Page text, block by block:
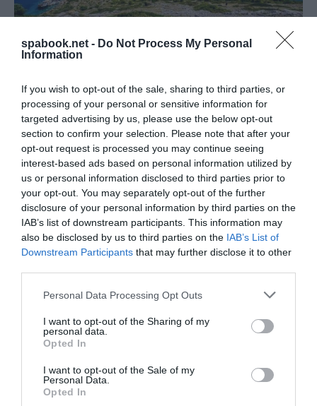
spabook.net - Do Not Process My Personal
Information
If you wish to opt-out of the sale, sharing to third parties, or
processing of your personal or sensitive information for
targeted advertising by us, please use the below opt-out
section to confirm your selection. Please note that after your
opt-out request is processed you may continue seeing
interest-based ads based on personal information utilized by
us or personal information disclosed to third parties prior to
your opt-out. You may separately opt-out of the further
disclosure of your personal information by third parties on the
IAB’s list of downstream participants. This information may
also be disclosed by us to third parties on the IAB’s List of
Downstream Participants that may further disclose it to other
Please note that this website/app uses one or more Google
not limited to your visit or usage behaviour. You may click to
grant or deny consent to Google and its third-party tags to
use your data for below specified purposes in below Google
consent section.
Personal Data Processing Opt Outs
I want to opt-out of the Sharing of my
personal data.
Opted In
I want to opt-out of the Sale of my
Personal Data.
Opted In
Fotó: Aleksandar Gospić/CNTB
AKornati Nemzeti Parkmegéri és megérdemli, hogy
meglátogassuk, tipikusan hajókirándulások célpontja
szokott lenni. Lényegében bárhová nézünk, gyönyörű
tengerpartokat láthatunk és életre szóló emlékeket
gyűjthetünk. Én például emlékszem, hogy 1999-ben
jártam itt először, gyerekként és mennyire élveztem,
hogy közvetlenül a hajóról csobbanhattam a
4. Beritnica strand, Pag sziget